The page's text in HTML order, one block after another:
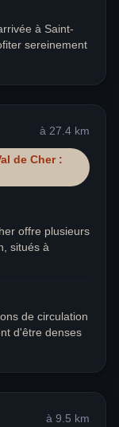
à Saint-
sereinement
à 27.4 km
de Cher:
offre plusieurs
situés à
de circulation
d'être denses
à 9.5 km